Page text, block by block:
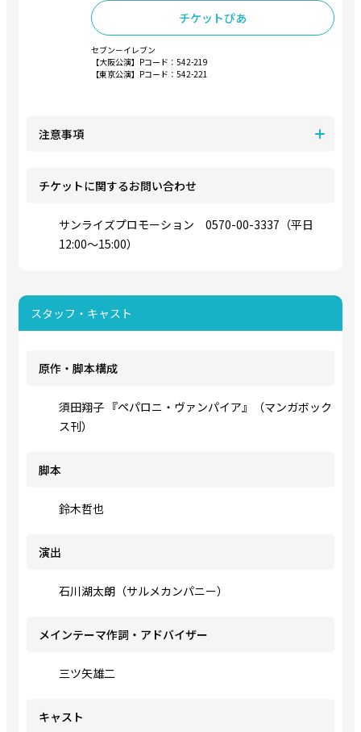
チケットぴあ
セブン－イレブン
【大阪公演】Pコード：542-219
【東京公演】Pコード：542-221
注意事項
チケットに関するお問い合わせ
サンライズプロモーション 0570-00-3337（平日
12:00～15:00）
スタッフ・キャスト
原作・脚本構成
須田翔子 『ペパロニ・ヴァンパイア』（マンガボック
ス刊）
脚本
鈴木哲也
演出
石川湖太朗（サルメカンパニー）
メインテーマ作詞・アドバイザー
三ツ矢雄二
キャスト